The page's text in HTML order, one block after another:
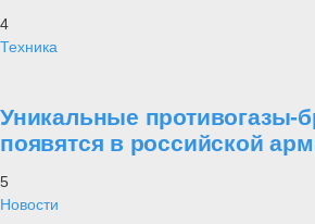
4
Техника
Уникальные
появятся в российской
5
Новости